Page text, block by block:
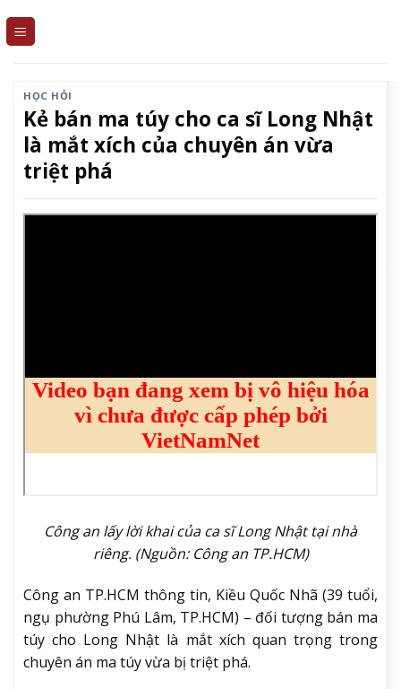
HỌC HỎI
Kẻ bán ma túy cho ca sĩ Long Nhật
là mắt xích của chuyên án vừa
triệt phá
Công an lấy lời khai của ca sĩ Long Nhật tại nhà
riêng. (Nguồn: Công an TP.HCM)
Công an TP.HCM thông tin, Kiều Quốc Nhã (39 tuổi,
ngụ phường Phú Lâm, TP.HCM) – đối tượng bán ma
túy cho Long Nhật là mắt xích quan trọng trong
chuyên án ma túy vừa bị triệt phá.